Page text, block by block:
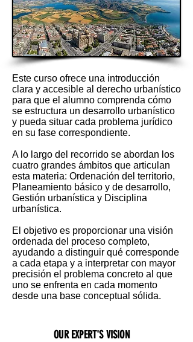
Este curso ofrece una introducción
clara y accesible al derecho urbanístico
para que el alumno comprenda cómo
se estructura un desarrollo urbanístico
y pueda situar cada problema jurídico
en su fase correspondiente.
A lo largo del recorrido se abordan los
cuatro grandes ámbitos que articulan
esta materia: Ordenación del territorio,
Planeamiento básico y de desarrollo,
Gestión urbanística y Disciplina
urbanística.
El objetivo es proporcionar una visión
ordenada del proceso completo,
ayudando a distinguir qué corresponde
a cada etapa y a interpretar con mayor
precisión el problema concreto al que
uno se enfrenta en cada momento
desde una base conceptual sólida.
OUR EXPERT'S VISION